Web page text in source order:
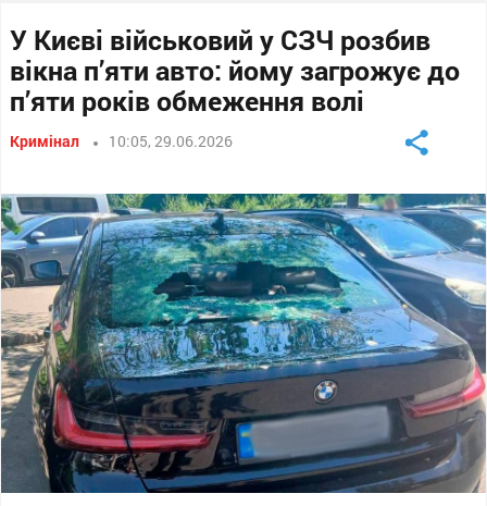
У Києві військовий у СЗЧ розбив
вікна п’яти авто: йому загрожує до
п’яти років обмеження волі
Кримінал 10:05, 29.06.2026